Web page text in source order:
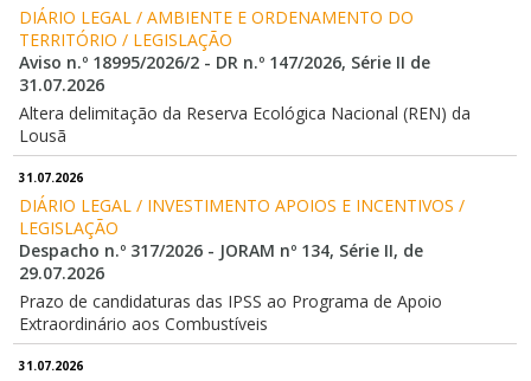
DIÁRIO LEGAL / AMBIENTE E ORDENAMENTO DO
TERRITÓRIO / LEGISLAÇÃO
Aviso n.º 18995/2026/2 - DR n.º 147/2026, Série II de
31.07.2026
Altera delimitação da Reserva Ecológica Nacional (REN) da
Lousã
31.07.2026
DIÁRIO LEGAL / INVESTIMENTO APOIOS E INCENTIVOS /
LEGISLAÇÃO
Despacho n.º 317/2026 - JORAM nº 134, Série II, de
29.07.2026
Prazo de candidaturas das IPSS ao Programa de Apoio
Extraordinário aos Combustíveis
31.07.2026